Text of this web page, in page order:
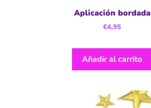
Aplicación bordada
€4,95
Añadir al carrito